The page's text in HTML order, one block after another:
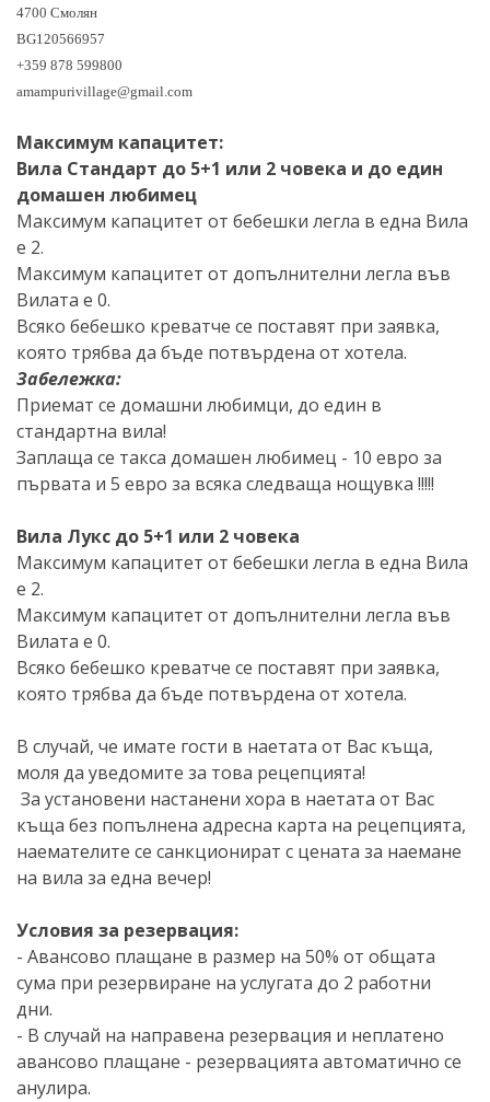
4700 Смолян
BG120566957
+359 878 599800
amampurivillage@gmail.com
Максимум капацитет:
Вила Стандарт до 5+1 или 2 човека и до един
домашен любимец
Максимум капацитет от бебешки легла в една Вила
е 2.
Максимум капацитет от допълнителни легла във
Вилата е 0.
Всяко бебешко креватче се поставят при заявка,
която трябва да бъде потвърдена от хотела.
Забележка:
Приемат се домашни любимци, до един в
стандартна вила!
Заплаща се такса домашен любимец - 10 евро за
първата и 5 евро за всяка следваща нощувка !!!!!
Вила Лукс до 5+1 или 2 човека
Максимум капацитет от бебешки легла в една Вила
е 2.
Максимум капацитет от допълнителни легла във
Вилата е 0.
Всяко бебешко креватче се поставят при заявка,
която трябва да бъде потвърдена от хотела.
В случай, че имате гости в наетата от Вас къща,
моля да уведомите за това рецепцията!
За установени настанени хора в наетата от Вас
къща без попълнена адресна карта на рецепцията,
наемателите се санкционират с цената за наемане
на вила за една вечер!
Условия за резервация:
- Авансово плащане в размер на 50% от общата
сума при резервиране на услугата до 2 работни
дни.
- В случай на направена резервация и неплатено
авансово плащане - резервацията автоматично се
анулира.